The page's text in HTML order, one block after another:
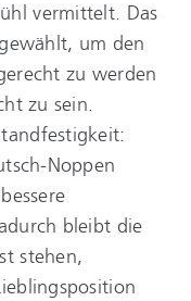
vermittelt. Das
um den
zu werden
zu sein.
Noppen
bleibt die
stehen,